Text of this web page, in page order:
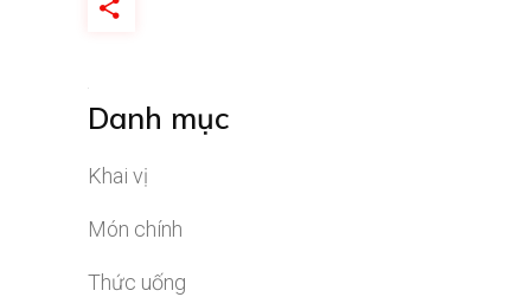
Danh mục
Khai vị
Món chính
Thức uống